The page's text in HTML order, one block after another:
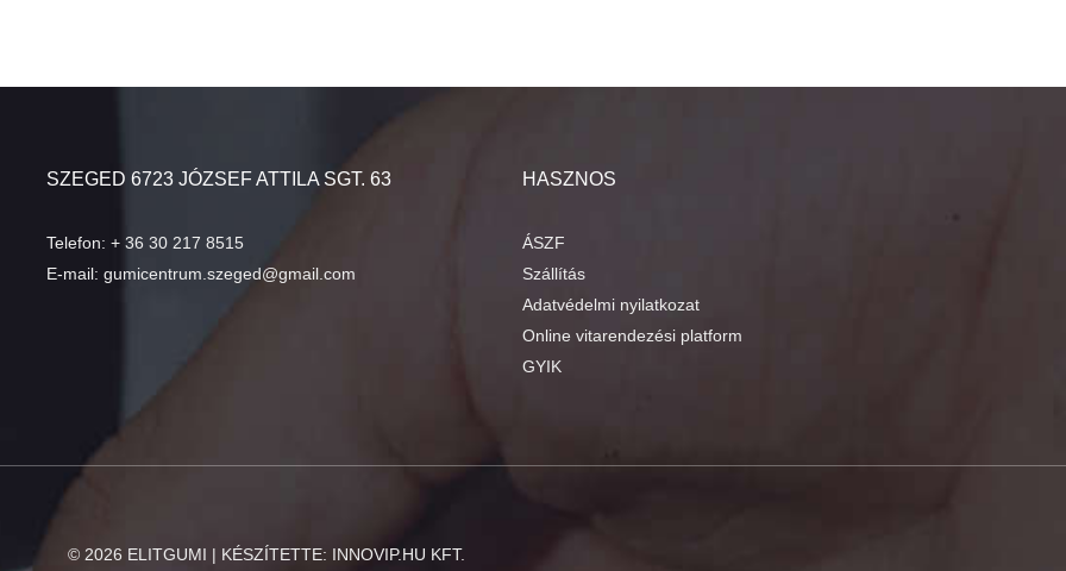
SZEGED 6723 JÓZSEF ATTILA SGT. 63
Telefon: + 36 30 217 8515
E-mail: gumicentrum.szeged@gmail.com
HASZNOS
ÁSZF
Szállítás
Adatvédelmi nyilatkozat
Online vitarendezési platform
GYIK
© 2026 ELITGUMI | KÉSZÍTETTE: INNOVIP.HU KFT.